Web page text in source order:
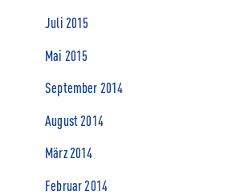
Juli 2015
Mai 2015
September 2014
August 2014
März 2014
Februar 2014